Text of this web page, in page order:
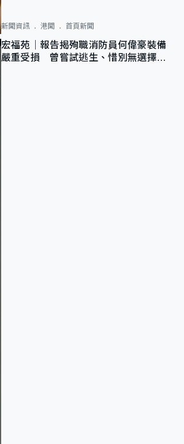
新聞資訊 港聞 首頁新聞
宏福苑｜報告揭殉職消防員何偉豪裝備
嚴重受損 曾嘗試逃生、惜別無選擇下